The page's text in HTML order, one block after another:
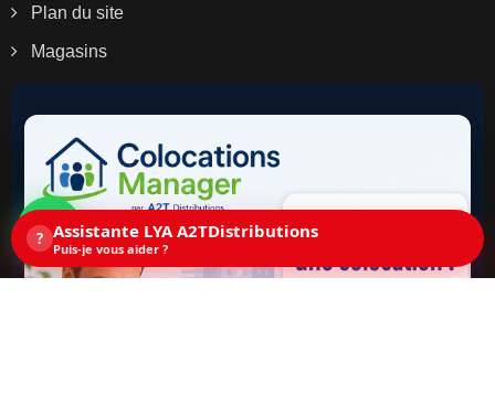
? Assistante LYA A2TDistributions
Puis-je vous aider ?
Plan du site
Magasins